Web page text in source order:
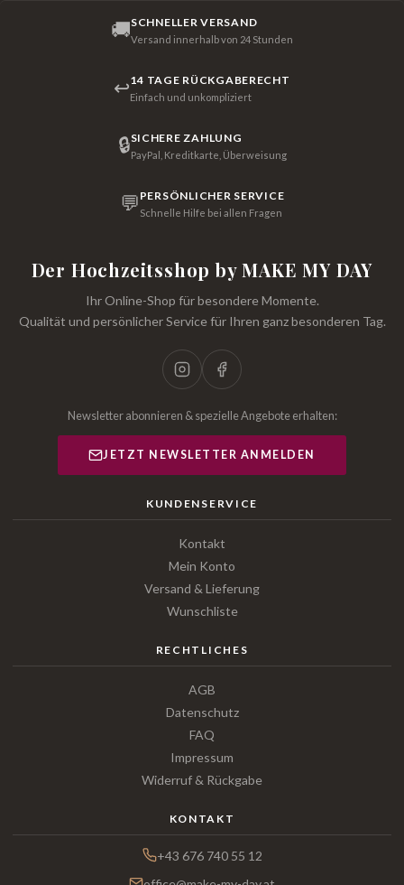
🚚SCHNELLER VERSAND
Versand innerhalb von 24 Stunden
↩14 TAGE RÜCKGABERECHT
Einfach und unkompliziert
🔒SICHERE ZAHLUNG
PayPal, Kreditkarte, Überweisung
💬 PERSÖNLICHER SERVICE
Schnelle Hilfe bei allen Fragen
Der Hochzeitsshop by MAKE MY DAY
Ihr Online-Shop für besondere Momente.
Qualität und persönlicher Service für Ihren ganz besonderen Tag.
Newsletter abonnieren & spezielle Angebote erhalten:
JETZT NEWSLETTER ANMELDEN
KUNDENSERVICE
Kontakt
Mein Konto
Versand & Lieferung
Wunschliste
RECHTLICHES
AGB
Datenschutz
FAQ
Impressum
Widerruf & Rückgabe
KONTAKT
+43 676 740 55 12